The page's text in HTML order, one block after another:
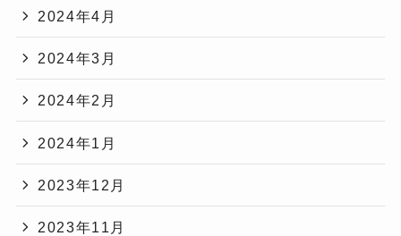
2024年4月
2024年3月
2024年2月
2024年1月
2023年12月
2023年11月